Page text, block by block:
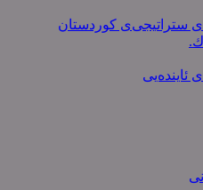
ستراتیجی‌ی كوردستان
ك.
ئایندەیی